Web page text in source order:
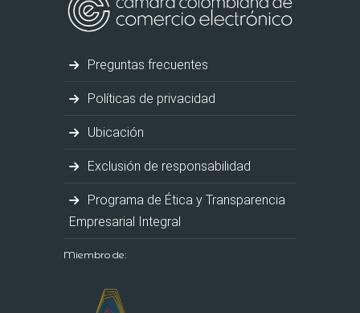
Preguntas frecuentes
Políticas de privacidad
Ubicación
Exclusión de responsabilidad
Programa de Ética y Transparencia
Empresarial Integral
Miembro de: